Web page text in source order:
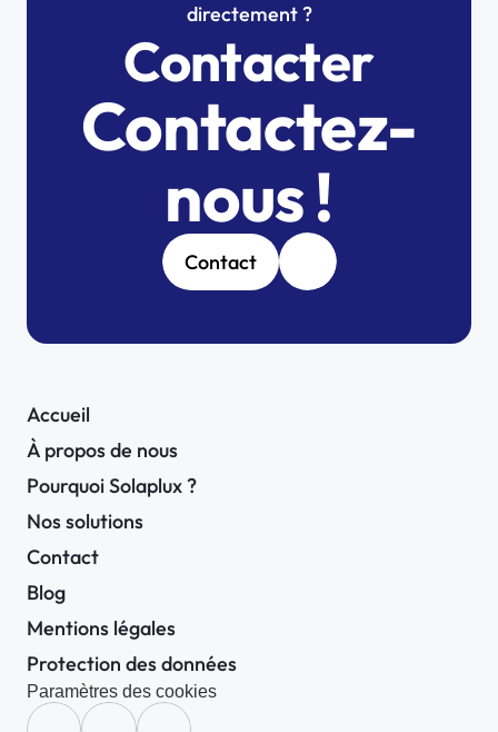
directement ?
Contacter
Contactez-
nous !
Contact
Accueil
À propos de nous
Pourquoi Solaplux ?
Nos solutions
Contact
Blog
Mentions légales
Protection des données
Paramètres des cookies